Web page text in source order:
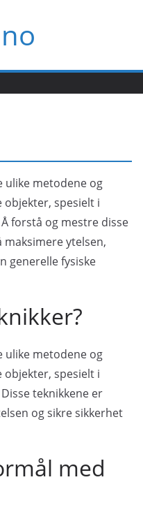
ulike metodene og
spesielt i
forstå og mestre disse
ytelsen,
generelle fysiske
ulike metodene og
spesielt i
teknikkene er
og sikre sikkerhet
med